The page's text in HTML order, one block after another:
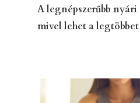
A legnépszerűbb
mivel lehet a